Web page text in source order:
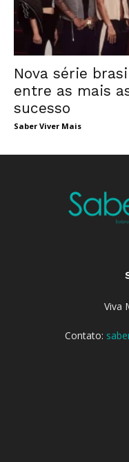
Nova série
entre as mais
sucesso
Saber Viver Mais
Viva
Contato: